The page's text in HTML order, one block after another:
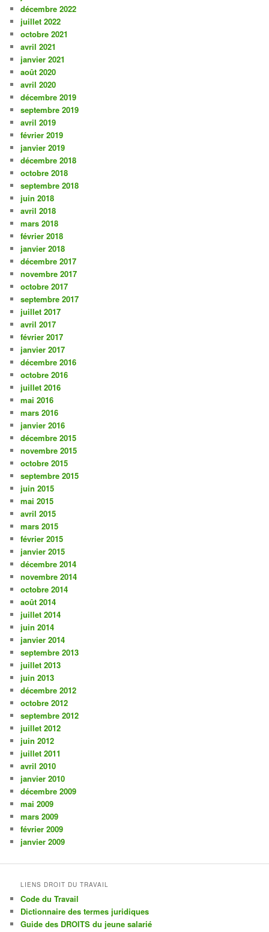
décembre 2022
juillet 2022
octobre 2021
avril 2021
janvier 2021
août 2020
avril 2020
décembre 2019
septembre 2019
avril 2019
février 2019
janvier 2019
décembre 2018
octobre 2018
septembre 2018
juin 2018
avril 2018
mars 2018
février 2018
janvier 2018
décembre 2017
novembre 2017
octobre 2017
septembre 2017
juillet 2017
avril 2017
février 2017
janvier 2017
décembre 2016
octobre 2016
juillet 2016
mai 2016
mars 2016
janvier 2016
décembre 2015
novembre 2015
octobre 2015
septembre 2015
juin 2015
mai 2015
avril 2015
mars 2015
février 2015
janvier 2015
décembre 2014
novembre 2014
octobre 2014
août 2014
juillet 2014
juin 2014
janvier 2014
septembre 2013
juillet 2013
juin 2013
décembre 2012
octobre 2012
septembre 2012
juillet 2012
juin 2012
juillet 2011
avril 2010
janvier 2010
décembre 2009
mai 2009
mars 2009
février 2009
janvier 2009
LIENS DROIT DU TRAVAIL
Code du Travail
Dictionnaire des termes juridiques
Guide des DROITS du jeune salarié